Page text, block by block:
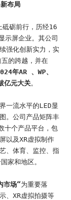
布局
砥砺前行，历经16
示屏企业。其公司
强化创新实力，实
的跨越，并在
年AR 、WP、
亿元大关。
一流水平的LED显
。公司产品矩阵丰
十个产品平台，包
以及XR虚拟制作
、体育、监控、指
家和地区。
市场“为重要落
、XR虚拟拍摄等